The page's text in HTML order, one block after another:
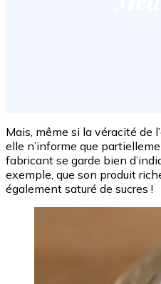
Mais, même si la véracité de
elle n’informe que
fabricant se garde bien
exemple, que son produit
également saturé de sucres !